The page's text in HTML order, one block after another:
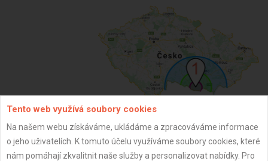
Tento web využívá soubory cookies
Na našem webu získáváme, ukládáme a zpracováváme informace
o jeho uživatelích. K tomuto účelu využíváme soubory cookies, které
nám pomáhají zkvalitnit naše služby a personalizovat nabídky. Pro